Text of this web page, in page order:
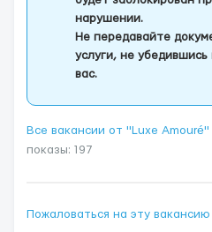
нарушении.
Не передавайте
услуги, не
вас.
Все вакансии от "Luxe
показы: 197
Пожаловаться на эту вакансию